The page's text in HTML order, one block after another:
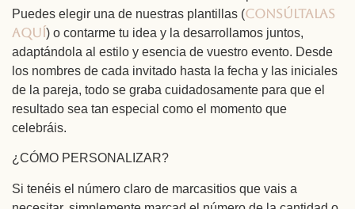
Puedes elegir una de nuestras plantillas (consúltalas
aquí) o contarme tu idea y la desarrollamos juntos,
adaptándola al estilo y esencia de vuestro evento. Desde
los nombres de cada invitado hasta la fecha y las iniciales
de la pareja, todo se graba cuidadosamente para que el
resultado sea tan especial como el momento que
celebráis.
¿CÓMO PERSONALIZAR?
Si tenéis el número claro de marcasitios que vais a